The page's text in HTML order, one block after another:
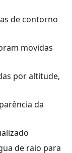
de contorno
movidas
por altitude,
da
de raio para